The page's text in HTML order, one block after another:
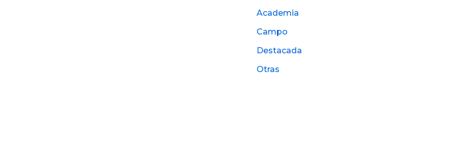
Academia
Campo
Destacada
Otras